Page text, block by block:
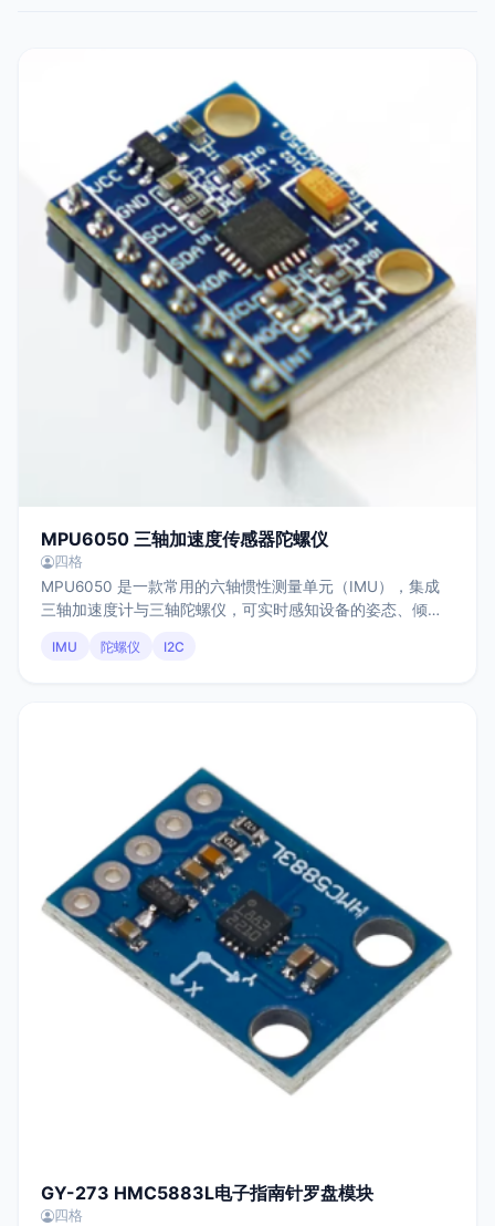
MPU6050 三轴加速度传感器陀螺仪
四格
MPU6050 是一款常用的六轴惯性测量单元（IMU），集成
三轴加速度计与三轴陀螺仪，可实时感知设备的姿态、倾斜
运动处理器）用于基础姿态解算与数据融合，具有成本低、
IMU 陀螺仪 I2C
GY-273 HMC5883L电子指南针罗盘模块
四格